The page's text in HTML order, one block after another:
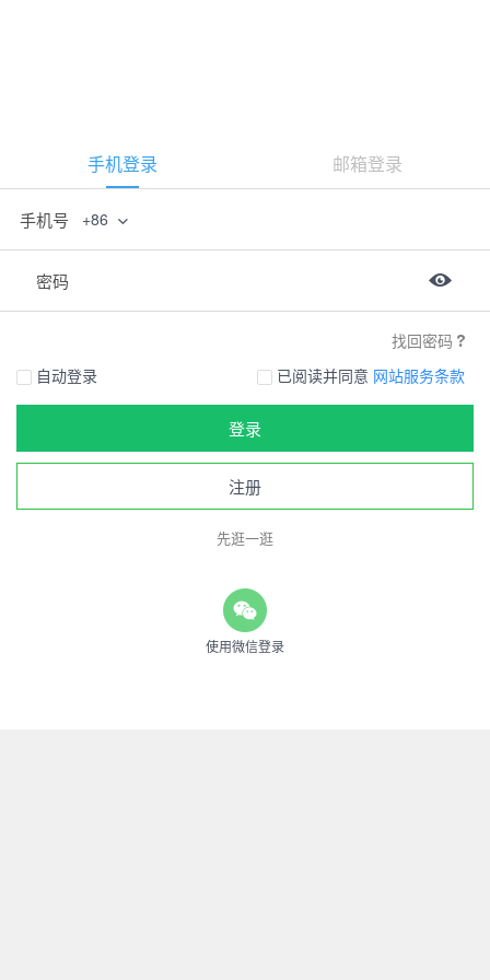
手机登录 邮箱登录
手机号 +86
密码
找回密码
自动登录
已阅读并同意 网站服务条款
登录
注册
先逛一逛
使用微信登录